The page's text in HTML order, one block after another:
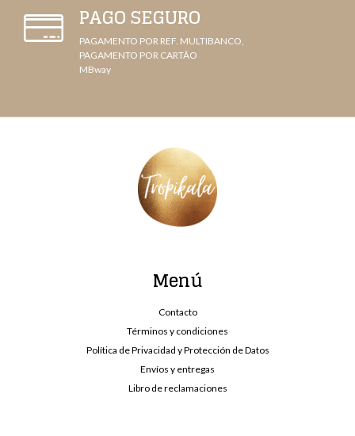
PAGO SEGURO
PAGAMENTO POR REF. MULTIBANCO,
PAGAMENTO POR CARTÃO
MBway
Menú
Contacto
Términos y condiciones
Política de Privacidad y Protección de Datos
Envíos y entregas
Libro de reclamaciones